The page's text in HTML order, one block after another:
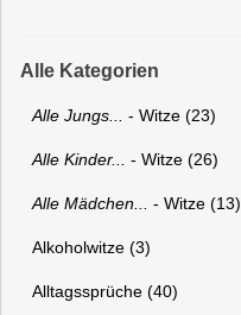
Alle Kategorien
Alle Jungs... - Witze (23)
Alle Kinder... - Witze (26)
Alle Mädchen... - Witze (13)
Alkoholwitze (3)
Alltagssprüche (40)